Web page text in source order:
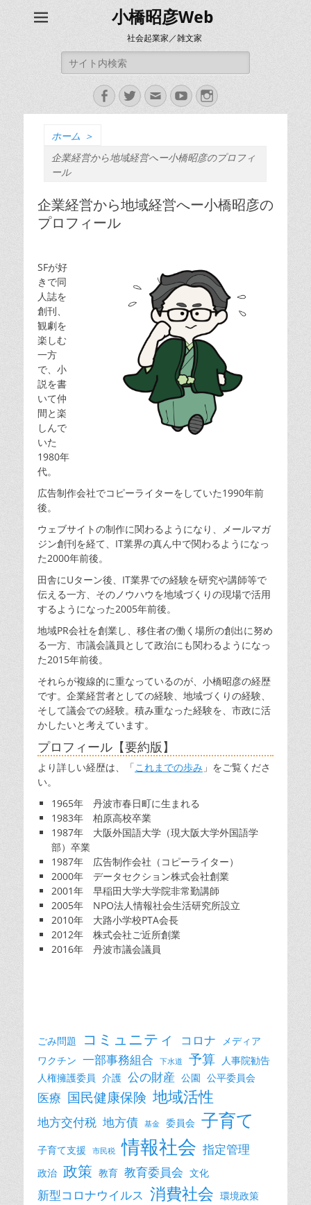
小橋昭彦Web
社会起業家／雑文家
索:
Facebook
Twitter
メ
ー
YouTubeInstagram
ホーム ＞
企業経営から地域経営へー小橋昭彦のプロフィ
ール
企業経営から地域経営へー小橋昭彦の
プロフィール
SFが好
きで同
人誌を
創刊、
観劇を
楽しむ
一方
で、小
説を書
いて仲
間と楽
しんで
いた
1980年
代。
広告制作会社でコピーライターをしていた1990年前
後。
ウェブサイトの制作に関わるようになり、メールマガ
ジン創刊を経て、IT業界の真ん中で関わるようになっ
た2000年前後。
田舎にUターン後、IT業界での経験を研究や講師等で
伝える一方、そのノウハウを地域づくりの現場で活用
するようになった2005年前後。
地域PR会社を創業し、移住者の働く場所の創出に努め
る一方、市議会議員として政治にも関わるようになっ
た2015年前後。
それらが複線的に重なっているのが、小橋昭彦の経歴
です。企業経営者としての経験、地域づくりの経験、
そして議会での経験。積み重なった経験を、市政に活
かしたいと考えています。
プロフィール【要約版】
より詳しい経歴は、「これまでの歩み 」をご覧くださ
い。
1965年 丹波市春日町に生まれる
1983年 柏原高校卒業
1987年 大阪外国語大学（現大阪大学外国語学
部）卒業
1987年 広告制作会社（コピーライター）
2000年 データセクション株式会社創業
2001年 早稲田大学大学院非常勤講師
2005年 NPO法人情報社会生活研究所設立
2010年 大路小学校PTA会長
2012年 株式会社ご近所創業
2016年 丹波市議会議員
ごみ問題 コミュニティ コロナ
メディア
ワクチン 一部事務組合 下水道 予算
人事院勧告
人権擁護委員 介護 公の財産 公園 公平委員会
医療 国民健康保険 地域活性
地方交付税 地方債 基金 委員会 子育て
子育て支援 市民税 情報社会 指定管理
政治 政策 教育 教育委員会 文化
新型コロナウイルス 消費社会 環境政策